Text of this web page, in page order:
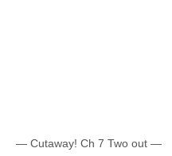
— Cutaway! Ch 7 Two out —